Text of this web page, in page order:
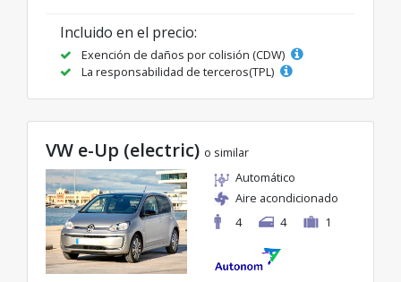
Incluido en el precio:
Exención de daños por colisión (CDW)
La responsabilidad de terceros(TPL)
VW e-Up (electric) o similar
Automático
Aire acondicionado
4
4 1